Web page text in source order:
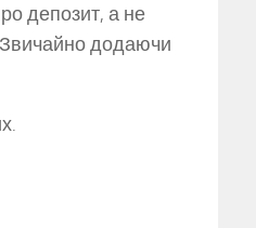
депозит, а не
Звичайно додаючи